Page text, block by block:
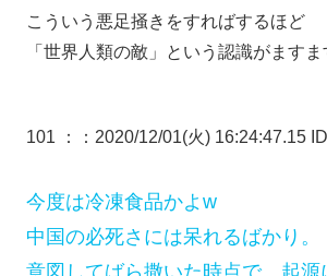
こういう悪足掻きをすればするほど
「世界人類の敵」という認識がます
101 ： ：2020/12/01(火) 16:24:47.15
今度は冷凍食品かよw
中国の必死さには呆れるばかり。
意図してばら撒いた時点で、起源